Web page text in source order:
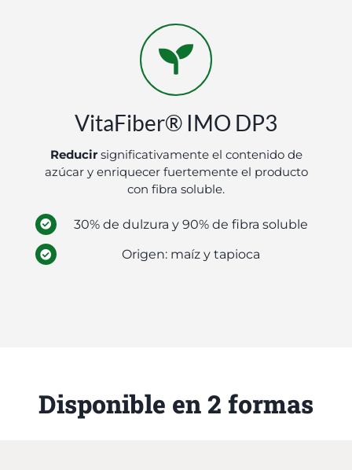
VitaFiber® IMO DP3
Reducirsignificativamente el contenido de
azúcar y enriquecer fuertemente el producto
con fibra soluble.
30% de dulzura y 90% de fibra soluble
Origen: maíz y tapioca
Disponible en 2 formas